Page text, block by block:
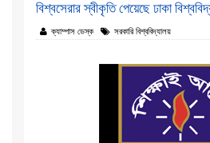
বিশ্বসেরার স্বীকৃতি পেয়েছে ঢাকা
ক্যাম্পাস ডেস্ক সরকারি বিশ্ববিদ্যালয়